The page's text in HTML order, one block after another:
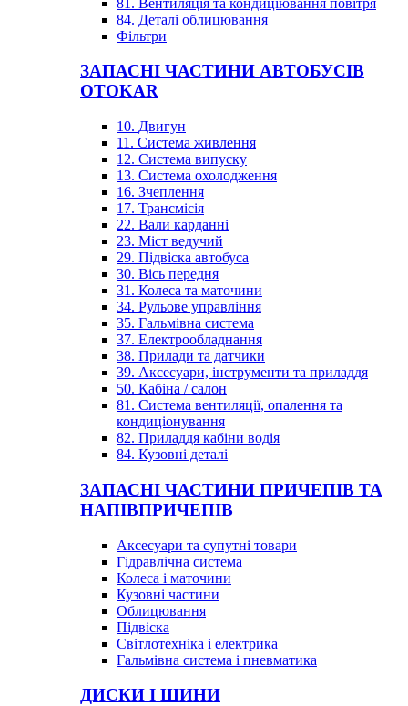
84. Деталі облицювання
Фільтри
ЗАПАСНІ ЧАСТИНИ АВТОБУСІВ
OTOKAR
10. Двигун
11. Система живлення
12. Система випуску
13. Система охолодження
16. Зчеплення
17. Трансмісія
22. Вали карданні
23. Міст ведучий
29. Підвіска автобуса
30. Вісь передня
31. Колеса та маточини
34. Рульове управління
35. Гальмівна система
37. Електрообладнання
38. Прилади та датчики
39. Аксесуари, інструменти та приладдя
50. Кабіна / салон
81. Система вентиляції, опалення та
кондиціонування
82. Приладдя кабіни водія
84. Кузовні деталі
ЗАПАСНІ ЧАСТИНИ ПРИЧЕПІВ ТА
НАПІВПРИЧЕПІВ
Аксесуари та супутні товари
Гідравлічна система
Колеса і маточини
Кузовні частини
Облицювання
Підвіска
Світлотехніка і електрика
Гальмівна система і пневматика
ДИСКИ І ШИНИ